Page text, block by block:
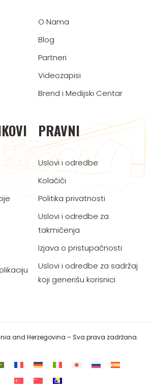
O Nama
Blog
Partneri
Videozapisi
Brend i Medijski Centar
PRAVNI
Uslovi i odredbe
Kolačići
Politika privatnosti
Uslovi i odredbe za
takmičenja
Izjava o pristupačnosti
Uslovi i odredbe za sadržaj
koji generišu korisnici
and Herzegovina – Sva prava zadržana.